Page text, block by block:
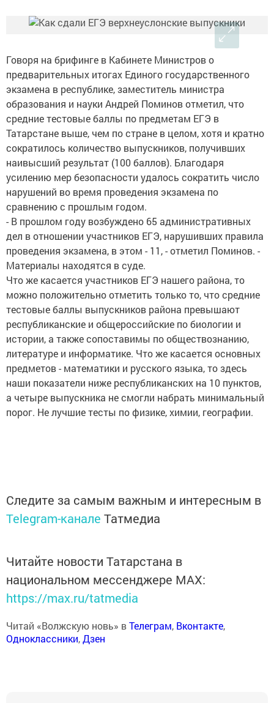
Говоря на брифинге в Кабинете Министров о
предварительных итогах Единого государственного
экзамена в республике, заместитель министра
образования и науки Андрей Поминов отметил, что
средние тестовые баллы по предметам ЕГЭ в
Татарстане выше, чем по стране в целом, хотя и кратно
сократилось количество выпускников, получивших
наивысший результат (100 баллов). Благодаря
усилению мер безопасности удалось сократить число
нарушений во время проведения экзамена по
сравнению с прошлым годом.
- В прошлом году возбуждено 65 административных
дел в отношении участников ЕГЭ, нарушивших правила
проведения экзамена, в этом - 11, - отметил Поминов. -
Материалы находятся в суде.
Что же касается участников ЕГЭ нашего района, то
можно положительно отметить только то, что средние
тестовые баллы выпускников района превышают
республиканские и общероссийские по биологии и
истории, а также сопоставимы по обществознанию,
литературе и информатике. Что же касается основных
предметов - математики и русского языка, то здесь
наши показатели ниже республиканских на 10 пунктов,
а четыре выпускника не смогли набрать минимальный
порог. Не лучшие тесты по физике, химии, географии.
Следите за самым важным и интересным в
Telegram-канале Татмедиа
Читайте новости Татарстана в
национальном мессенджере MАХ:
https://max.ru/tatmedia
Читай «Волжскую новь» вТелеграм, Вконтакте,
Одноклассники,Дзен